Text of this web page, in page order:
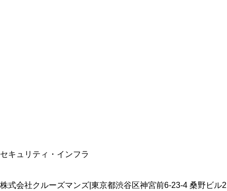
セキュリティ・インフラ
株式会社クルーズマンズ 東京都渋谷区神宮前6-23-4 桑野ビル2